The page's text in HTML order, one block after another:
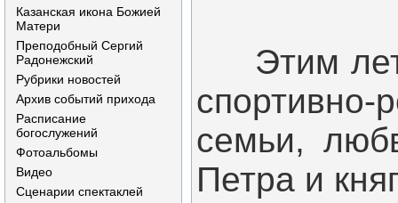
Казанская икона Божией
Матери
Преподобный Сергий
Радонежский
Рубрики новостей
Архив событий прихода
Расписание
богослужений
Фотоальбомы
Видео
Сценарии спектаклей
Этим
семьи,
Петра и